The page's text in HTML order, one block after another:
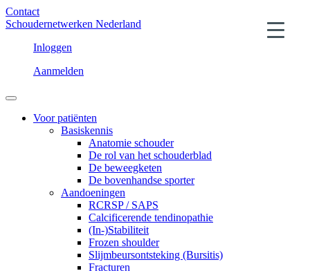
Contact
Schoudernetwerken Nederland
Inloggen
Aanmelden
Voor patiënten
Basiskennis
Anatomie schouder
De rol van het schouderblad
De beweegketen
De bovenhandse sporter
Aandoeningen
RCRSP / SAPS
Calcificerende tendinopathie
(In-)Stabiliteit
Frozen shoulder
Slijmbeursontsteking (Bursitis)
Fracturen